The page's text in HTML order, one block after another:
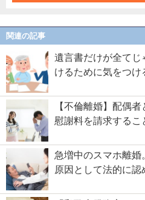
関連の記事
遺言書だけが全てじ
けるために気をつけ
【不倫離婚】配偶
慰謝料を請求するこ
急増中のスマホ離
原因として法的に認